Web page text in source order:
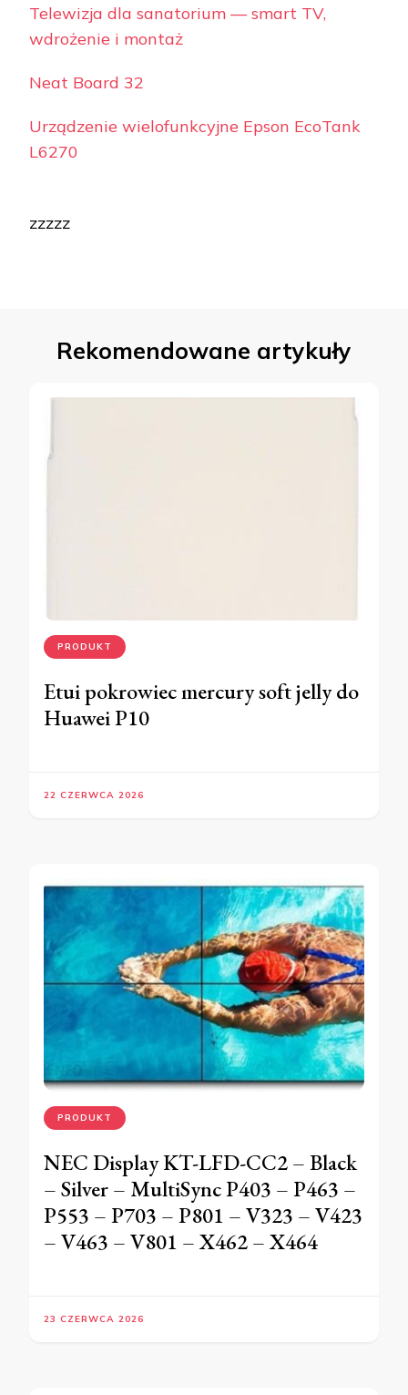
Telewizja dla sanatorium — smart TV,
wdrożenie i montaż
Neat Board 32
Urządzenie wielofunkcyjne Epson EcoTank
L6270
zzzzz
Rekomendowane artykuły
PRODUKT
Etui pokrowiec mercury soft jelly do
Huawei P10
22 CZERWCA 2026
PRODUKT
NEC Display KT-LFD-CC2 – Black
– Silver – MultiSync P403 – P463 –
P553 – P703 – P801 – V323 – V423
– V463 – V801 – X462 – X464
23 CZERWCA 2026